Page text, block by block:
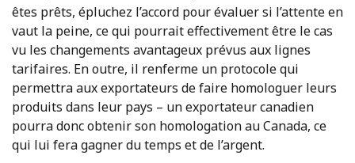
êtes prêts, épluchez l’accord pour évaluer si l’attente en
vaut la peine, ce qui pourrait effectivement être le cas
vu les changements avantageux prévus aux lignes
tarifaires. En outre, il renferme un protocole qui
permettra aux exportateurs de faire homologuer leurs
produits dans leur pays – un exportateur canadien
pourra donc obtenir son homologation au Canada, ce
qui lui fera gagner du temps et de l’argent.